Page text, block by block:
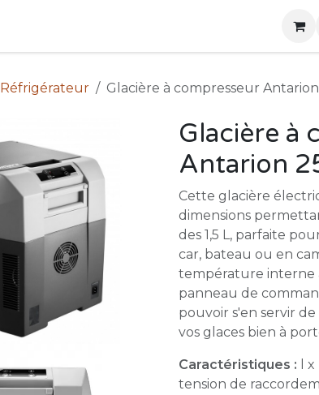
Réfrigérateur Glacière à compresseur Antarion
Glacière à
Antarion
Cette glacière
dimensions
des 1,5 L, parfaite
car, bateau ou en
température interne
panneau de
pouvoir s'en servir
vos glaces bien à
Caractéristiques : l
tension de